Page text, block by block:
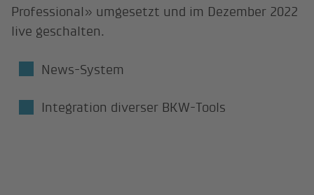
Professional» umgesetzt und im Dezember 2022
live geschalten.
News-System
Integration diverser BKW-Tools